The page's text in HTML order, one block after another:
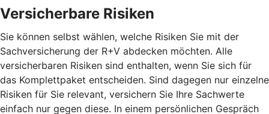
Versicherbare Risiken
Sie können selbst wählen, welche Risiken Sie mit der
Sachversicherung der R+V abdecken möchten. Alle
versicherbaren Risiken sind enthalten, wenn Sie sich für
das Komplettpaket entscheiden. Sind dagegen nur einzelne
Risiken für Sie relevant, versichern Sie Ihre Sachwerte
einfach nur gegen diese. In einem persönlichen Gespräch